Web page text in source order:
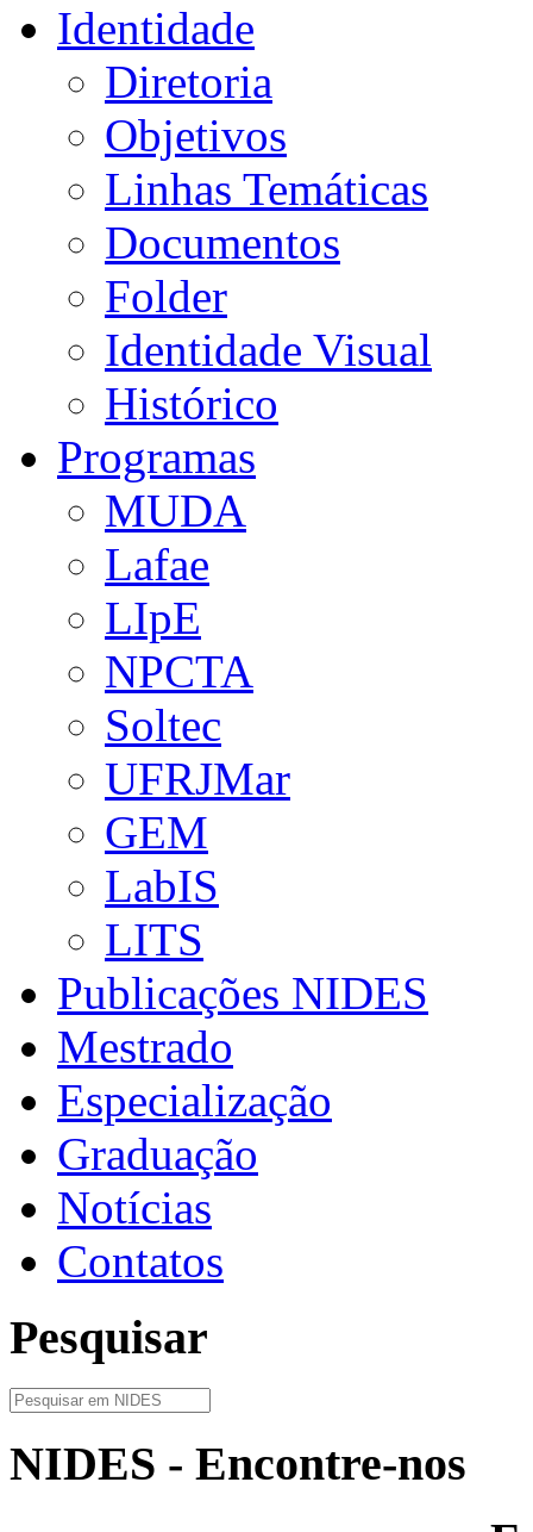
Identidade
Diretoria
Objetivos
Linhas Temáticas
Documentos
Folder
Identidade Visual
Histórico
Programas
MUDA
Lafae
LIpE
NPCTA
Soltec
UFRJMar
GEM
LabIS
LITS
Publicações NIDES
Mestrado
Especialização
Graduação
Notícias
Contatos
Pesquisar
NIDES - Encontre-nos